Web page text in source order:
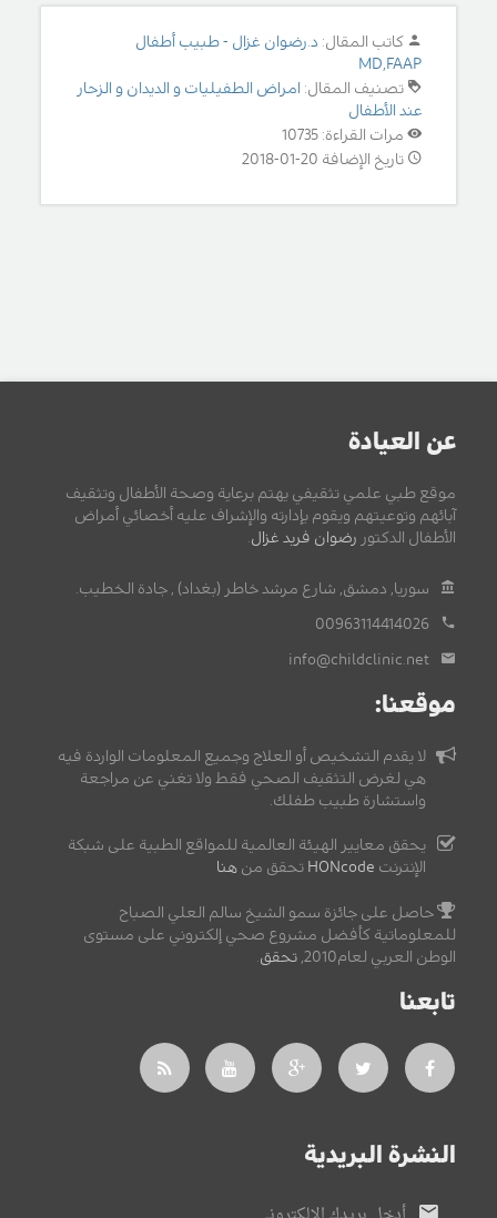
كاتب المقال: د.رضوان غزال - طبيب أطفال
MD,FAAP
تصنيف المقال: امراض الطفيليات و الديدان و الزحار
عند الأطفال
مرات القراءة: 10735
تاريخ الإضافة 20-01-2018
عن العيادة
موقع طبي علمي تثقيفي يهتم برعاية وصحة الأطفال وتثقيف
آبائهم وتوعيتهم ويقوم بإدارته والإشراف عليه أخصائي أمراض
الأطفال الدكتور رضوان فريد غزال.
سوريا, دمشق, شارع مرشد خاطر (بغداد) , جادة الخطيب.
00963114414026
info@childclinic.net
موقعنا:
لا يقدم التشخيص أو العلاج وجميع المعلومات الواردة فيه
هي لغرض التثقيف الصحي فقط ولا تغني عن مراجعة
واستشارة طبيب طفلك.
يحقق معايير الهيئة العالمية للمواقع الطبية على شبكة
الإنترنت HONcode تحقق من هنا
حاصل على جائزة سمو الشيخ سالم العلي الصباح
للمعلوماتية كأفضل مشروع صحي إلكتروني على مستوى
الوطن العربي لعام2010,
تحقق.
تابعنا
النشرة البريدية